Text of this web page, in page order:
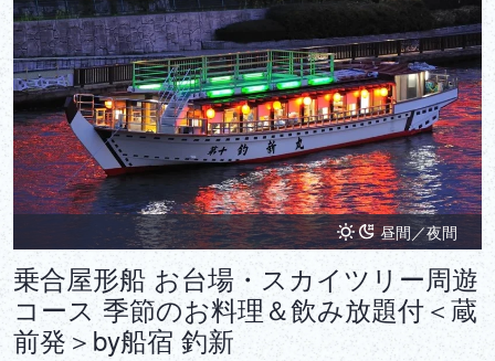
昼間／夜間
乗合屋形船 お台場・スカイツリー周遊
コース 季節のお料理＆飲み放題付＜蔵
前発＞by船宿 釣新